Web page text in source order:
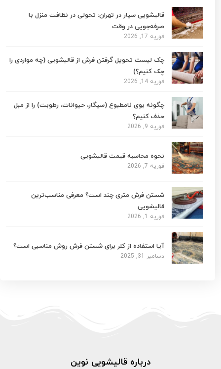
قالیشویی سیار در تهران: تحولی در نظافت منزل با
صرفه‌جویی در وقت
فوریه 17, 2026
چک لیست تحویل گرفتن فرش از قالیشویی (چه مواردی را
چک کنیم؟)
فوریه 14, 2026
چگونه بوی نامطبوع (سیگار، حیوانات، رطوبت) را از مبل
حذف کنیم؟
فوریه 9, 2026
نحوه محاسبه قیمت قالیشویی
فوریه 7, 2026
شستن فرش متری چند است؟ معرفی مناسب‌ترین
قالیشویی
فوریه 1, 2026
آیا استفاده از کلر برای شستن فرش روش مناسبی است؟
دسامبر 31, 2025
درباره قالیشویی نوین